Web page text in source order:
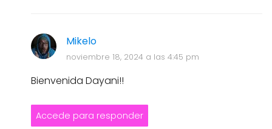
Mikelo
noviembre 18, 2024 a las 4:45 pm
Bienvenida Dayani!!
Accede para responder